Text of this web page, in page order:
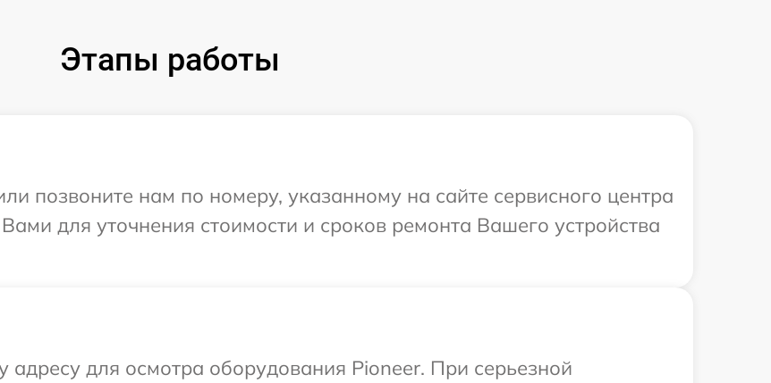
Этапы работы
позвоните нам по номеру, указанному на сайте сервисного центра
для уточнения стоимости и сроков ремонта Вашего устройства
для осмотра оборудования Pioneer. При серьезной